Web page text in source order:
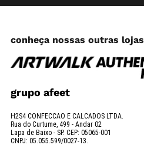
conheça nossas outras lojas
grupo afeet
H2S4 CONFECCAO E CALCADOS LTDA.
Rua do Curtume, 499 - Andar 02
Lapa de Baixo - SP. CEP: 05065-001
CNPJ: 05.055.599/0027-13.